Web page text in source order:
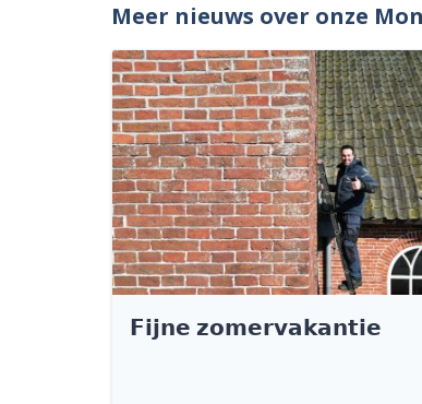
Meer nieuws over onze
𝗙𝗶𝗷𝗻𝗲 𝘇𝗼𝗺𝗲𝗿𝘃𝗮𝗸𝗮𝗻𝘁𝗶𝗲